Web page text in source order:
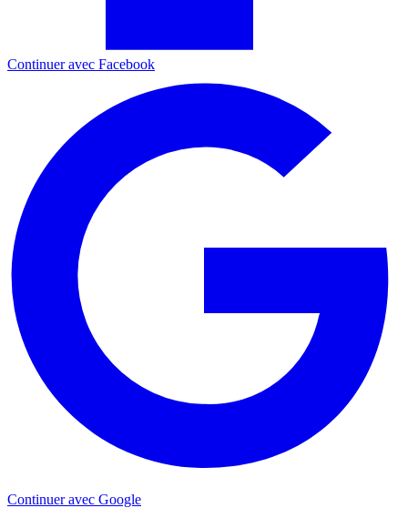
Continuer avec Facebook
Continuer avec Google